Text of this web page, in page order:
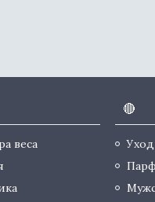
веса
🔴